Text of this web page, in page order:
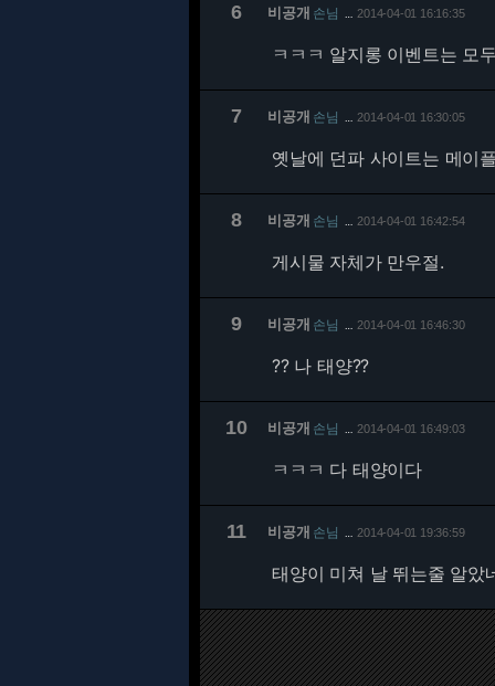
6 비공개 손님 2014-04-01 16:16:35
ㅋㅋㅋ 알지롱 이벤트는 모
7 비공개 손님 2014-04-01 16:30:05
옛날에 던파 사이트는 메이
8 비공개 손님 2014-04-01 16:42:54
게시물 자체가 만우절.
9 비공개 손님 2014-04-01 16:46:30
?? 나 태양??
10 비공개 손님 2014-04-01 16:49:03
ㅋㅋㅋ 다 태양이다
11 비공개 손님 2014-04-01 19:36:59
태양이 미쳐 날 뛰는줄 알았